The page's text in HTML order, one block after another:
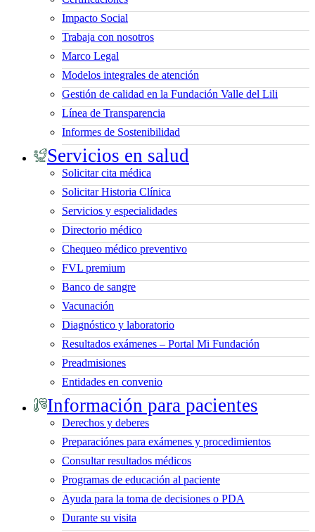
Impacto Social
Trabaja con nosotros
Marco Legal
Modelos integrales de atención
Gestión de calidad en la Fundación Valle del Lili
Línea de Transparencia
Informes de Sostenibilidad
Servicios en salud
Solicitar cita médica
Solicitar Historia Clínica
Servicios y especialidades
Directorio médico
Chequeo médico preventivo
FVL premium
Banco de sangre
Vacunación
Diagnóstico y laboratorio
Resultados exámenes – Portal Mi Fundación
Preadmisiones
Entidades en convenio
Información para pacientes
Derechos y deberes
Preparaciónes para exámenes y procedimientos
Consultar resultados médicos
Programas de educación al paciente
Ayuda para la toma de decisiones o PDA
Durante su visita